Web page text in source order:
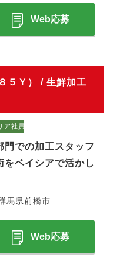
Web応募
５Ｙ） / 生鮮加工
ア社員）
門での加工スタッフ
ベイシアで活かし
馬県前橋市
Web応募